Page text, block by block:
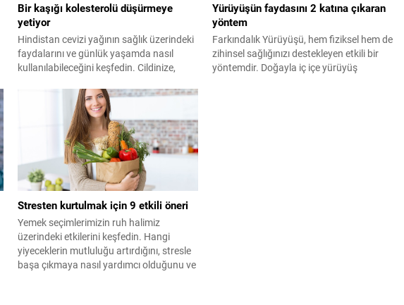
Bir kaşığı kolesterolü düşürmeye
yetiyor
Hindistan cevizi yağının sağlık üzerindeki
faydalarını ve günlük yaşamda nasıl
kullanılabileceğini keşfedin. Cildinize,
bu doğal yağın avantajlarını öğrenin.
Yürüyüşün faydasını 2 katına çıkaran
yöntem
Farkındalık Yürüyüşü, hem fiziksel hem de
zihinsel sağlığınızı destekleyen etkili bir
yöntemdir. Doğayla iç içe yürüyüş
Stresten kurtulmak için 9 etkili öneri
Yemek seçimlerimizin ruh halimiz
üzerindeki etkilerini keşfedin. Hangi
yiyeceklerin mutluluğu artırdığını, stresle
başa çıkmaya nasıl yardımcı olduğunu ve